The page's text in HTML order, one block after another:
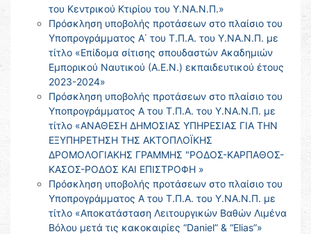
του Κεντρικού Κτιρίου του Υ.ΝΑ.Ν.Π.»
Πρόσκληση υποβολής προτάσεων στο πλαίσιο του
Υποπρογράμματος Α΄ του Τ.Π.Α. του Υ.ΝΑ.Ν.Π. με
τίτλο «Επίδομα σίτισης σπουδαστών Ακαδημιών
Εμπορικού Ναυτικού (Α.Ε.Ν.) εκπαιδευτικού έτους
2023-2024»
Πρόσκληση υποβολής προτάσεων στο πλαίσιο του
Υποπρογράμματος Α του Τ.Π.Α. του Υ.ΝΑ.Ν.Π. με
τίτλο «ΑΝΑΘΕΣΗ ΔΗΜΟΣΙΑΣ ΥΠΗΡΕΣΙΑΣ ΓΙΑ ΤΗΝ
ΕΞΥΠΗΡΕΤΗΣΗ ΤΗΣ ΑΚΤΟΠΛΟΪΚΗΣ
ΔΡΟΜΟΛΟΓΙΑΚΗΣ ΓΡΑΜΜΗΣ "ΡΟΔΟΣ-ΚΑΡΠΑΘΟΣ-
ΚΑΣΟΣ-ΡΟΔΟΣ ΚΑΙ ΕΠΙΣΤΡΟΦΗ »
Πρόσκληση υποβολής προτάσεων στο πλαίσιο του
Υποπρογράμματος Α του Τ.Π.Α. του Υ.ΝΑ.Ν.Π. με
τίτλο «Αποκατάσταση Λειτουργικών Βαθών Λιμένα
Βόλου μετά τις κακοκαιρίες “Daniel” & “Elias”»